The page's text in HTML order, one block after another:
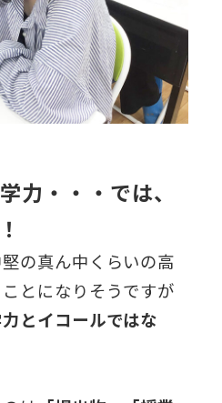
力・・・では、
の真ん中くらいの高
とになりそうですが
とイコールではな